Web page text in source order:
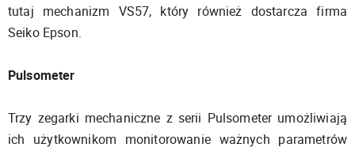
tutaj mechanizm VS57, który również dostarcza firma
Seiko Epson.
Pulsometer
Trzy zegarki mechaniczne z serii Pulsometer umożliwiają
ich użytkownikom monitorowanie ważnych parametrów